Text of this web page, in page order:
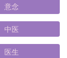
意念
中医
医生